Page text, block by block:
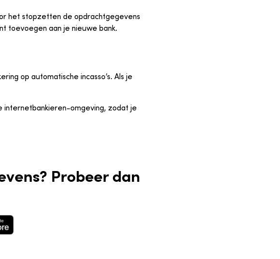
het stopzetten de opdrachtgegevens
toevoegen aan je nieuwe bank.
op automatische incasso’s. Als je
internetbankieren-omgeving, zodat je
Probeer dan
App Store